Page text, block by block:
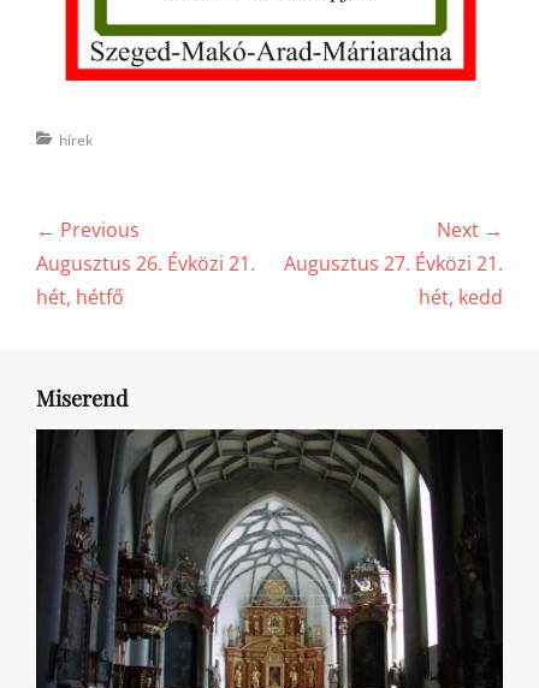
Categories
hírek
Bejegyzés
navigáció
← Previous
Previous
post:
Augusztus 26. Évközi 21.
hét, hétfő
Next →
Next
Augusztus 27. Évközi 21.
hét, kedd
Miserend